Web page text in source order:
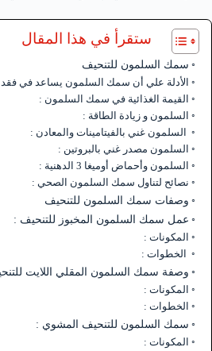
ستقرأ في هذا المقال
سمك السلمون للتنحيف
الأدلة علي أن سمك السلمون يساعد في
القيمة الغذائية في سمك السلمون :
السلمون و زيادة الطاقة :
السلمون غني بالفيتامينات والمعادن :
السلمون مصدر غني بالبروتين :
السلمون وأحماض أوميغا 3 الدهنية :
نصائح لتناول سمك السلمون الصحي :
وصفات سمك السلمون للتنحيف
عمل سمك السلمون المخبوز للتنحيف :
المكونات :
الخطوات :
وصفة سمك السلمون المقلي اللايت
المكونات :
الخطوات :
سمك السلمون للتنحيف المشوي :
المكونات :